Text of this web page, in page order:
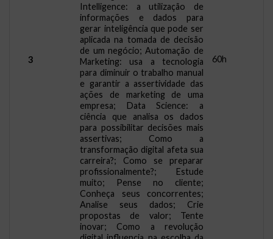
3
Intelligence: a utilização de
informações e dados para
gerar inteligência que pode ser
aplicada na tomada de decisão
de um negócio; Automação de
Marketing: usa a tecnologia
para diminuir o trabalho manual
e garantir a assertividade das
ações de marketing de uma
empresa; Data Science: a
ciência que analisa os dados
para possibilitar decisões mais
assertivas; Como a
transformação digital afeta sua
carreira?; Como se preparar
profissionalmente?; Estude
muito; Pense no cliente;
Conheça seus concorrentes;
Analise seus dados; Crie
propostas de valor; Tente
inovar; Como a revolução
60h